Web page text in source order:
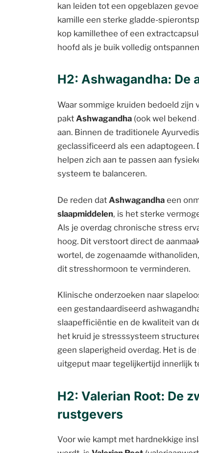
kan leiden tot een opgeblazen
kamille een sterke gladde-
kop kamillethee of een
hoofd als je buik volledig
H2: Ashwagandha: De
Waar sommige kruiden bedoeld
paktAshwagandha (ook wel
aan. Binnen de traditionele
geclassificeerd als een
helpen zich aan te passen aan
systeem te balanceren.
De reden dat Ashwagandha een
slaapmiddelen, is het sterke
Als je overdag chronische stress
hoog. Dit verstoort direct de
wortel, de zogenaamde
dit stresshormoon te verminderen.
Klinische onderzoeken naar
een gestandaardiseerd
slaapefficiëntie en de kwaliteit van
het kruid je stresssysteem
geen slaperigheid overdag. Het is
uitgeput maar tegelijkertijd innerlijk
H2: Valerian Root: De
rustgevers
Voor wie kampt met hardnekkige